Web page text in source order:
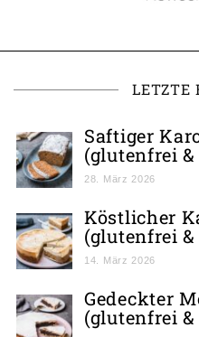
LETZTE
Saftiger
(glutenfrei &
28. März 2026
Köstlicher
(glutenfrei &
14. März 2026
Gedeckter
(glutenfrei &